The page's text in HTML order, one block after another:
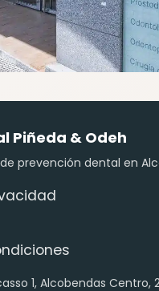
Piñeda & Odeh
prevención dental en
1, Alcobendas Centro,